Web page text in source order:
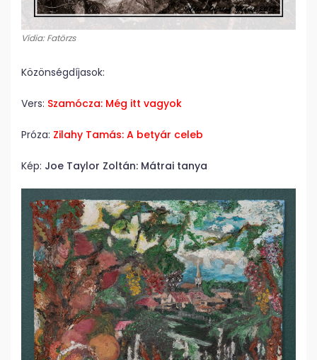
Vídia: Fatörzs
Közönségdíjasok:
Vers: Szamócza: Még itt vagyok
Próza: Zilahy Tamás: A betyár celeb
Kép: Joe Taylor Zoltán: Mátrai tanya